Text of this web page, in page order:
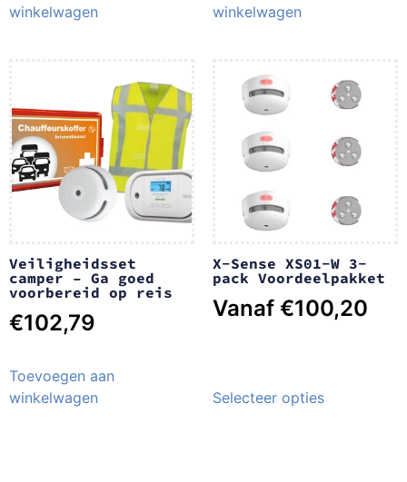
winkelwagen
winkelwagen
Veiligheidsset
camper – Ga goed
voorbereid op reis
€102,79
Toevoegen aan
winkelwagen
X-Sense XS01-W 3-
pack Voordeelpakket
Vanaf €100,20
Selecteer opties